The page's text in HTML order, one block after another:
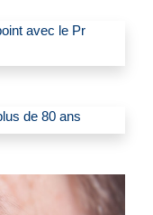
avec le Pr
de 80 ans